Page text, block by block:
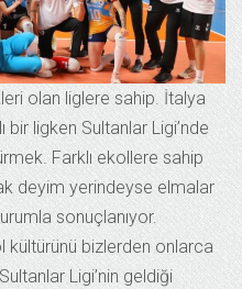
olan liglere sahip. İtalya
ligken Sultanlar Ligi’nde
Farklı ekollere sahip
deyim yerindeyse elmalar
sonuçlanıyor.
bizlerden onlarca
Ligi’nin geldiği